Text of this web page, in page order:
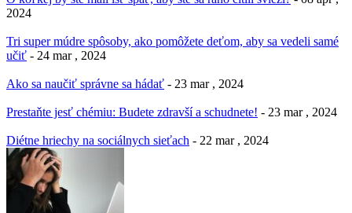
2024
Tri super múdre spôsoby, ako pomôžete deťom, aby sa vedeli samé
učiť - 24 mar , 2024
Ako sa naučiť správne sa hádať - 23 mar , 2024
Prestaňte jesť chémiu: Budete zdravší a schudnete! - 23 mar , 2024
Diétne hriechy na sociálnych sieťach - 22 mar , 2024